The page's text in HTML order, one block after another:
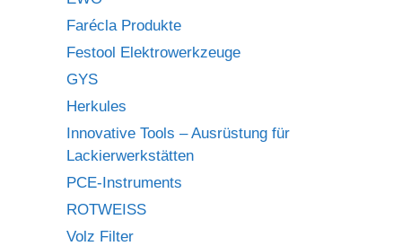
Farécla Produkte
Festool Elektrowerkzeuge
GYS
Herkules
Innovative Tools – Ausrüstung für
Lackierwerkstätten
PCE-Instruments
ROTWEISS
Volz Filter